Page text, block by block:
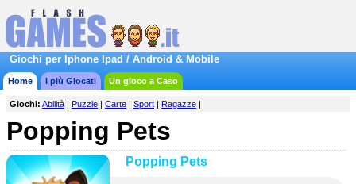
Giochi per Iphone Ipad / Android & Mobile
Home I più Giocati Un gioco a Caso
Giochi: Abilità | Puzzle | Carte | Sport | Ragazze |
Popping Pets
Popping Pets